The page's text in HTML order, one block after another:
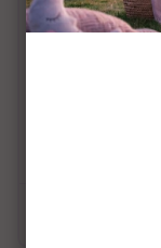
הילד.